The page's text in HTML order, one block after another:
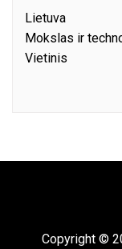
Lietuva
Mokslas ir
Vietinis
Copyright ©